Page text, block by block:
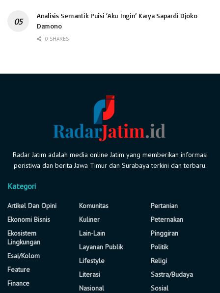
Analisis Semantik Puisi ‘Aku Ingin’ Karya Sapardi Djoko
Damono
0 SHARES
Radar Jatim adalah media online Jatim yang memberikan informasi
peristiwa dan berita Jawa Timur dan Surabaya terkini dan terbaru.
Kategori
Artikel Dan Opini
Ekonomi Bisnis
Ekosistem
Lingkungan
Esai/Kolom
Feature
Finance
Komunitas
Kuliner
Lain-Lain
Layanan Publik
Lifestyle
Literasi
Nasional
Pertanian
Peternakan
Pinggiran
Politik
Religi
Sastra/Budaya
Sosial